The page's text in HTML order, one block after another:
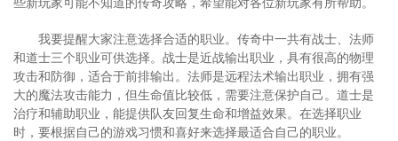
我要提醒大家注意选择合适的职业。传奇中一共有战士、法师
和道士三个职业可供选择。战士是近战输出职业，具有很高的物理
攻击和防御，适合于前排输出。法师是远程法术输出职业，拥有强
大的魔法攻击能力，但生命值比较低，需要注意保护自己。道士是
治疗和辅助职业，能提供队友回复生命和增益效果。在选择职业
时，要根据自己的游戏习惯和喜好来选择最适合自己的职业。